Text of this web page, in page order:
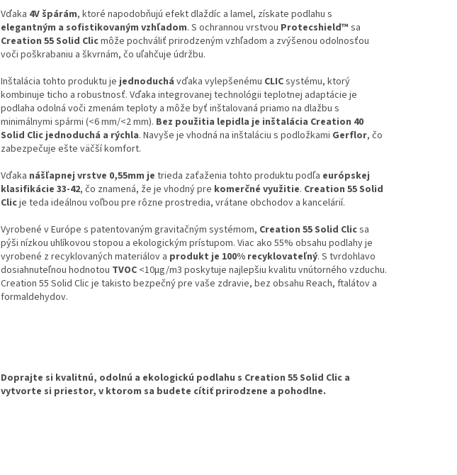
Vďaka 4V špárám, ktoré napodobňujú efekt dlaždíc a lamel, získate podlahu s
elegantným a sofistikovaným vzhľadom. S ochrannou vrstvou Protecshield™ sa
Creation 55 Solid Clicmôže pochváliť prirodzeným vzhľadom a zvýšenou odolnosťou
voči poškrabaniu a škvrnám, čo uľahčuje údržbu.
Inštalácia tohto produktu je jednoduchá vďaka vylepšenému CLICsystému, ktorý
kombinuje ticho a robustnosť. Vďaka integrovanej technológii teplotnej adaptácie je
podlaha odolná voči zmenám teploty a môže byť inštalovaná priamo na dlažbu s
minimálnymi spármi (<6 mm/<2 mm). Bez použitia lepidla je inštalácia Creation 40
Solid Clic jednoduchá a rýchla. Navyše je vhodná na inštaláciu s podložkami Gerflor, čo
zabezpečuje ešte väčší komfort.
Vďaka nášľapnej vrstve 0,55mm je trieda zaťaženia tohto produktu podľa európskej
klasifikácie 33-42, čo znamená, že je vhodný pre komerčné využitie. Creation 55 Solid
Clicje teda ideálnou voľbou pre rôzne prostredia, vrátane obchodov a kancelárií.
Vyrobené v Európe s patentovaným gravitačným systémom, Creation 55 Solid Clicsa
pýši nízkou uhlíkovou stopou a ekologickým prístupom. Viac ako 55% obsahu podlahy je
vyrobené z recyklovaných materiálov a produkt je 100% recyklovateľný. S tvrdohlavo
dosiahnuteľnou hodnotou TVOC <10µg/m3 poskytuje najlepšiu kvalitu vnútorného vzduchu.
Creation 55 Solid Clic je takisto bezpečný pre vaše zdravie, bez obsahu Reach, ftalátov a
formaldehydov.
Doprajte si kvalitnú, odolnú a ekologickú podlahu s Creation 55 Solid Clic a
vytvorte si priestor, v ktorom sa budete cítiť prirodzene a pohodlne.